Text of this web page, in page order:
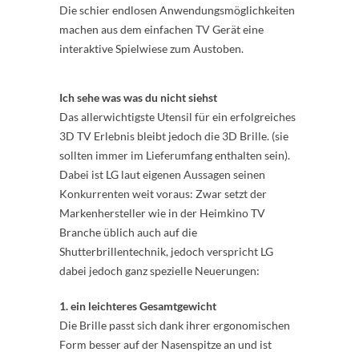
Die schier endlosen Anwendungsmöglichkeiten
machen aus dem einfachen TV Gerät eine
interaktive Spielwiese zum Austoben.
Ich sehe was was du nicht siehst
Das allerwichtigste Utensil für ein erfolgreiches
3D TV Erlebnis bleibt jedoch die 3D Brille. (sie
sollten immer im Lieferumfang enthalten sein).
Dabei ist LG laut eigenen Aussagen seinen
Konkurrenten weit voraus: Zwar setzt der
Markenhersteller wie in der Heimkino TV
Branche üblich auch auf die
Shutterbrillentechnik, jedoch verspricht LG
dabei jedoch ganz spezielle Neuerungen:
1. ein leichteres Gesamtgewicht
Die Brille passt sich dank ihrer ergonomischen
Form besser auf der Nasenspitze an und ist